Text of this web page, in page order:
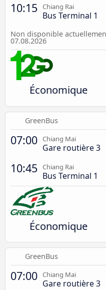
10:15 Chiang Rai
Bus Terminal 1
Non disponible
07.08.2026
Économique
GreenBus
07:00 Chiang Mai
Gare routière 3
10:45 Chiang Rai
Bus Terminal 1
Économique
GreenBus
07:00 Chiang Mai
Gare routière 3